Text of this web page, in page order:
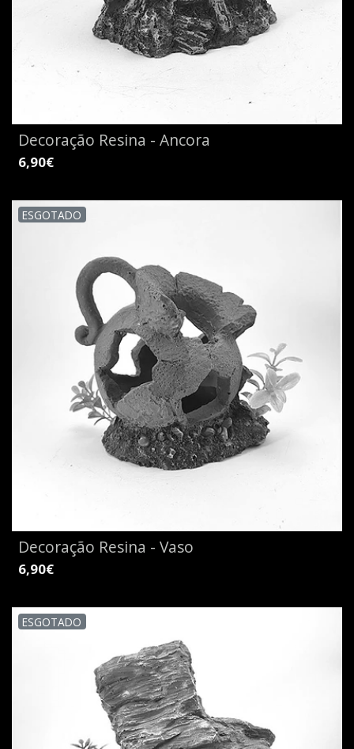
Decoração Resina - Ancora
6,90€
ESGOTADO
Decoração Resina - Vaso
6,90€
ESGOTADO